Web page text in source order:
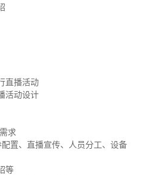
直播活动
活动设计
求
置、直播宣传、人员分工、设备
等